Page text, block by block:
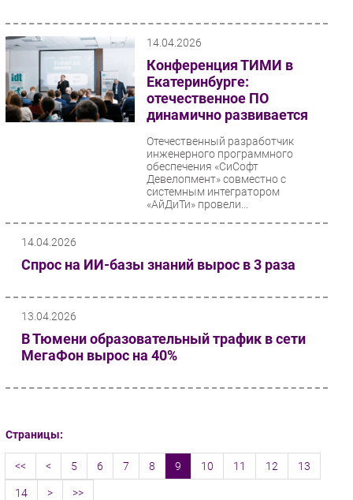
14.04.2026
Конференция ТИМИ в
Екатеринбурге:
отечественное ПО
динамично развивается
Отечественный разработчик
инженерного программного
обеспечения «СиСофт
Девелопмент» совместно с
системным интегратором
«АйДиТи» провели...
14.04.2026
Спрос на ИИ-базы знаний вырос в 3 раза
13.04.2026
В Тюмени образовательный трафик в сети
МегаФон вырос на 40%
Страницы:
<< < 5 6 7 8 9 10 11 12 13
14 > >>